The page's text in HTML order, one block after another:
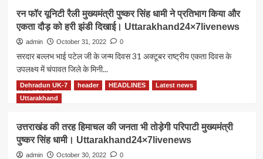
प्रथम
गृहमंत्री
सरदार
बल्लभ
के
जन्मदिवस
पर
कर्मियों
ने
राष्ट्रीय
रन फॉर यूनिटी रैली मुख्यमंत्री पुष्कर सिंह धामी ने प्रतिभाग किया और
एकता दौड़ को हरी झंडी दिखाई। Uttarakhand24×7livenews
admin October 31, 2022 0
सरदार बल्लभ भाई पटेल जी के जन्म दिवस 31 अक्टूबर राष्ट्रीय एकता दिवस के
उपलक्ष्य में चंपावत जिले के मिनी...
Read MoreRead
more
रन
फॉर
यूनिटी
रैली
Dehradun UK-7 header HEADLINES
Latest news
Uttarakhand
उत्तराखंड की तरह हिमाचल की जनता भी तोड़ेगी परिपाटी मुख्यमंत्री
पुष्कर सिंह धामी। Uttarakhand24×7livenews
admin October 30, 2022 0